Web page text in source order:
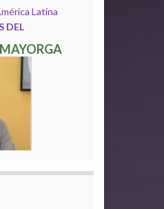
Latina
DEL